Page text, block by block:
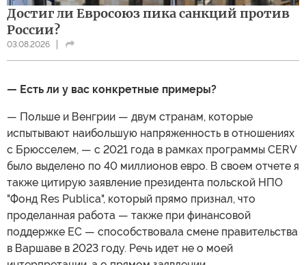
Достиг ли Евросоюз пика санкций против
России?
03.08.2026
— Есть ли у вас конкретные примеры?
— Польше и Венгрии — двум странам, которые
испытывают наибольшую напряженность в отношениях
с Брюсселем, — с 2021 года в рамках программы CERV
было выделено по 40 миллионов евро. В своем отчете я
также цитирую заявление президента польской НПО
"Фонд Res Publica", который прямо признал, что
проделанная работа — также при финансовой
поддержке ЕС — способствовала смене правительства
в Варшаве в 2023 году. Речь идет не о моей